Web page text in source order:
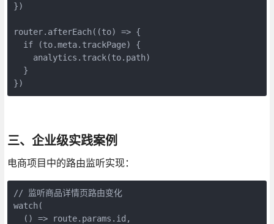
})
router.afterEach((to) => {
  if (to.meta.trackPage) {
    analytics.track(to.path)
  }
})
三、企业级实践案例
电商项目中的路由监听实现：
// 监听商品详情页路由变化
watch(
  () => route.params.id,